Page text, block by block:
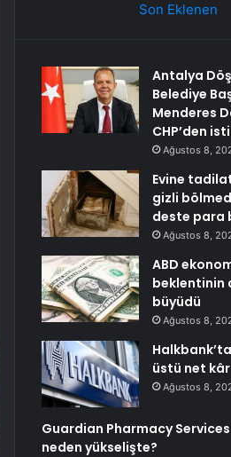
Son Eklenen
Antalya
Belediye
Menderes
CHP’den
Ağustos 8,
Evine
gizli
deste para
Ağustos 8,
ABD
beklentinin
büyüdü
Ağustos 8,
üstü net kâr
Ağustos 8,
Guardian Pharmacy
neden yükselişte?